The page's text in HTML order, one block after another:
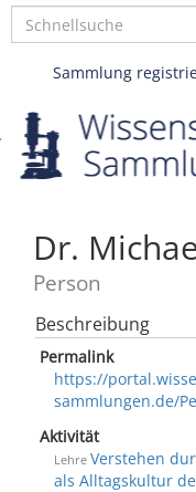
Sammlung
Dr.
Person
Beschreibung
Permalink
https://
sammlungen.de/
Aktivität
Lehre Verstehen
als Alltagskultur